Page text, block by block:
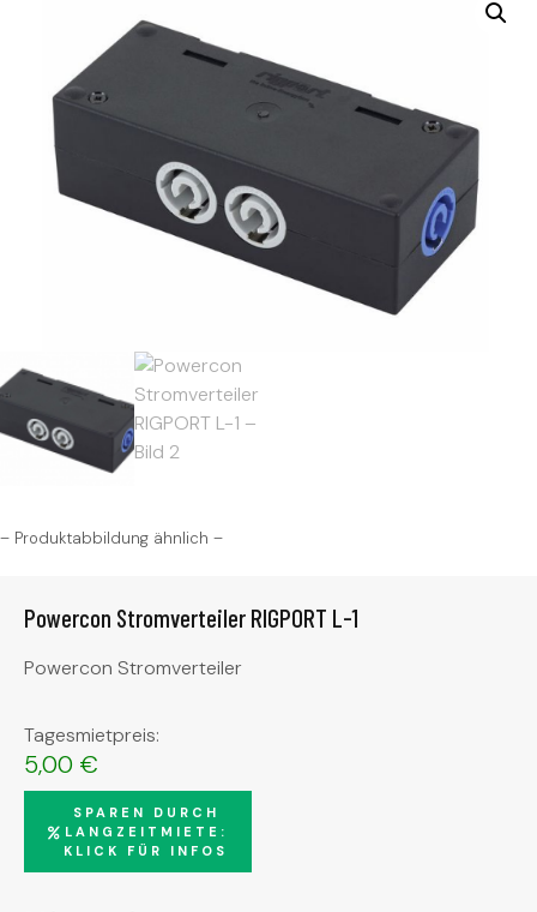
– Produktabbildung ähnlich –
Powercon Stromverteiler RIGPORT L-1
Powercon Stromverteiler
Tagesmietpreis:
5,00 €
SPAREN DURCH
LANGZEITMIETE:
KLICK FÜR INFOS